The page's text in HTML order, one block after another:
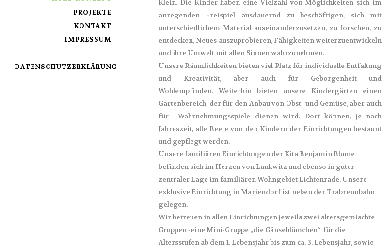
PROJEKTE
KONTAKT
IMPRESSUM
DATENSCHUTZERKLÄRUNG
Klein. Die Kinder haben eine Vielzahl von Möglichkeiten sich im
anregenden Freispiel ausdauernd zu beschäftigen, sich mit
unterschiedlichem Material auseinanderzusetzen, zu forschen, zu
entdecken, Neues auszuprobieren, Fähigkeiten weiterzuentwickeln
und ihre Umwelt mit allen Sinnen wahrzunehmen.
Unsere Räumlichkeiten bieten viel Platz für individuelle Entfaltung
und Kreativität, aber auch für Geborgenheit und
Wohlempfinden. Weiterhin bieten unsere Kindergärten einen
Gartenbereich, der für den Anbau von Obst- und Gemüse, aber auch
für Wahrnehmungsspiele dienen wird. Dort können, je nach
Jahreszeit, alle Beete von den Kindern der Einrichtungen bestaunt
und gepflegt werden.
Unsere familiären Einrichtungen der Kita Benjamin Blume
befinden sich im Herzen von Lankwitz und ebenso in guter
zentraler Lage im familiären Wohngebiet Lichtenrade. Unsere
exklusive Einrichtung in Mariendorf ist neben der Trabrennbahn
gelegen.
Wir betreuen in allen Einrichtungen jeweils zwei altersgemischte
Gruppen -eine Mini-Gruppe „die Gänseblümchen“ für die
Altersstufen ab dem 1. Lebensjahr bis zum ca. 3. Lebensjahr, sowie